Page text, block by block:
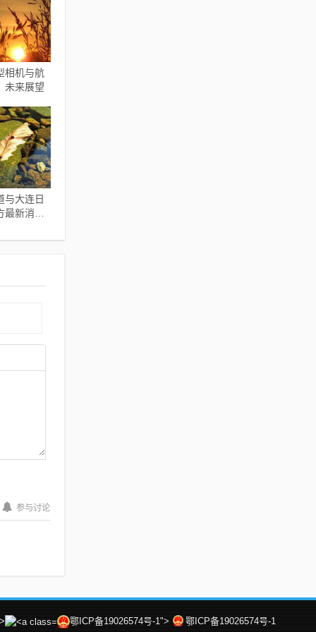
相机与航
未来展望
与大连日
最新消
议
参与讨论
鄂ICP备19026574号-1"> 鄂ICP备19026574号-1